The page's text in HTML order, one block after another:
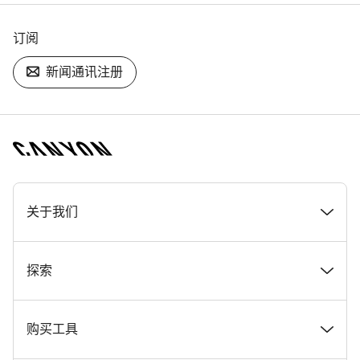
订阅
新闻通讯注册
[footer.linksList.title]
关于我们
奖项
在 Canyon 工作
探索
新闻和故事
购买工具